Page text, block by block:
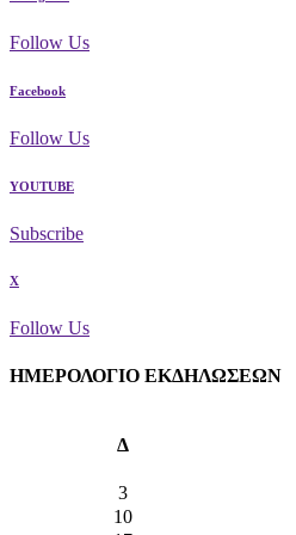
Follow Us
Facebook
Follow Us
YOUTUBE
Subscribe
X
Follow Us
ΗΜΕΡΟΛΟΓΙΟ ΕΚΔΗΛΩΣΕΩΝ
Δ
3
10